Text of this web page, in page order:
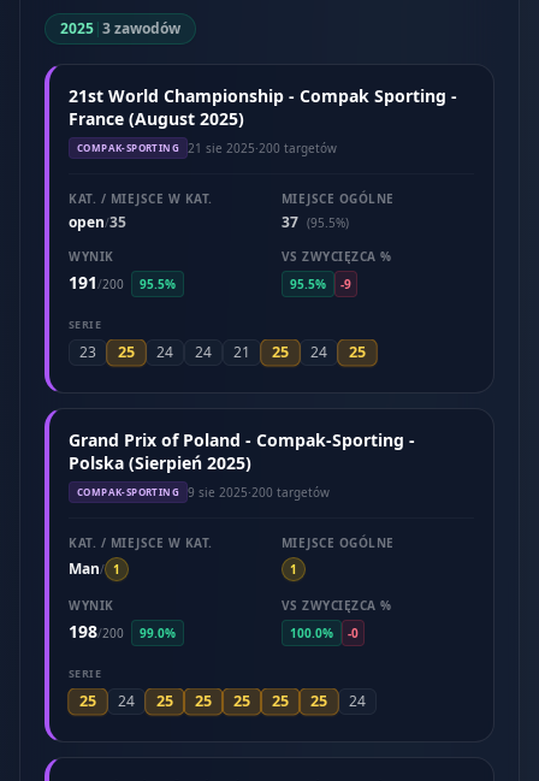
2025|3 zawodów
21st World Championship - Compak Sporting -
France (August 2025)
COMPAK-SPORTING 21 sie 2025·200 targetów
KAT. / MIEJSCE W KAT.
open/35
MIEJSCE OGÓLNE
37 (95.5%)
WYNIK
191/200 95.5%
VS ZWYCIĘZCA %
95.5%
-9
SERIE
23 25 24 24 21 25 24 25
Grand Prix of Poland - Compak-Sporting -
Polska (Sierpień 2025)
COMPAK-SPORTING 9 sie 2025·200 targetów
KAT. / MIEJSCE W KAT.
Man/ 1
MIEJSCE OGÓLNE
1
WYNIK
198/200 99.0%
VS ZWYCIĘZCA %
100.0%
-0
SERIE
25 24 25 25 25 25 25 24